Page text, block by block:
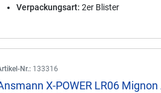
Verpackungsart: 2er Blister
Nr.: 133316
X-POWER LR06 Mignon